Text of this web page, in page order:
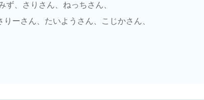
、さりさん、ねっちさん、
ーさん、たいようさん、こじかさん、